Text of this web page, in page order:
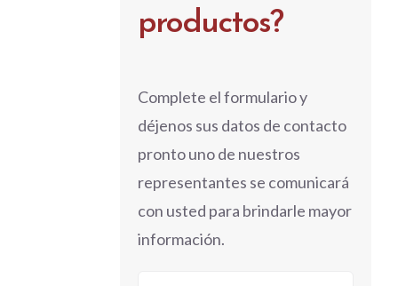
productos?
Complete el formulario y
déjenos sus datos de contacto
pronto uno de nuestros
representantes se comunicará
con usted para brindarle mayor
información.